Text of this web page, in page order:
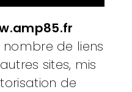
de liens
sites, mis
de